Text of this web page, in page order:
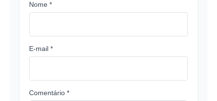
Nome *
E-mail *
Comentário *